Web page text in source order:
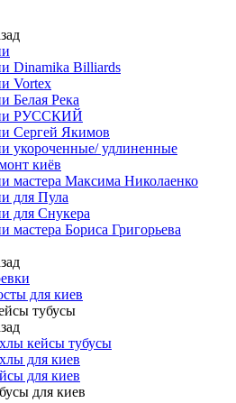
Dinamika Billiards
Vortex
Белая Река
РУССКИЙ
Сергей Якимов
укороченные/ удлиненные
киёв
мастера Максима Николаенко
для Пула
для Снукера
мастера Бориса Григорьева
для киев
тубусы
кейсы тубусы
для киев
для киев
для киев